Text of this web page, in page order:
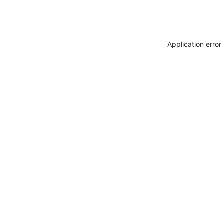
Application